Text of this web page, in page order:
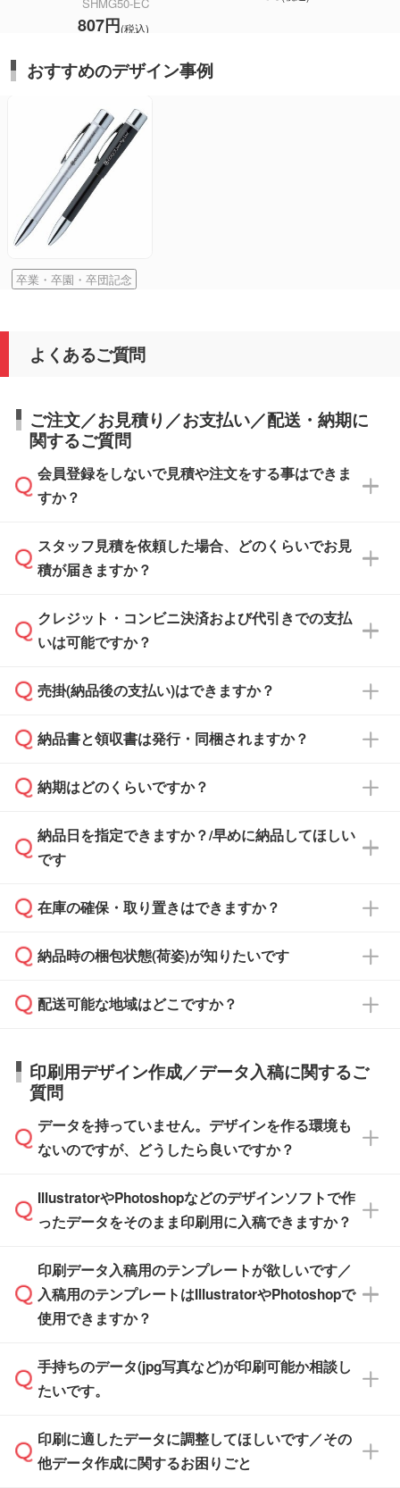
SHMG50-EC
807円(税込)
おすすめのデザイン事例
卒業・卒園・卒団記念
よくあるご質問
ご注文／お見積り／お支払い／配送・納期に
関するご質問
会員登録をしないで見積や注文をする事はできま
すか？
可能です。見積・注文フォームにて『ゲストの
まま進む』ボタンからお進みのうえ、ご依頼く
スタッフ見積を依頼した場合、どのくらいでお見
積が届きますか？
通常、翌営業日までにお送りしております。混
雑状況によっては、お時間をいただくこともご
依頼いただいた場合は、翌営業日以降のご連絡
クレジット・コンビニ決済および代引きでの支払
いは可能ですか？
銀行振込のみのご対応となります。
売掛(納品後の支払い)はできますか？
基本的には先入金をお願いしておりますが、自
どの場合は、月末締め翌月末払いに対応可能で
また、卒業・卒園記念品で対策委員会や個人様
校や幼稚園・保育園であれば、同様の条件でご
ご希望の際は担当スタッフまでお気軽にご相談
ください。
納品書と領収書は発行・同梱されますか？
納品書・領収書は ご依頼をいただいた場合の
ず、通常はPDFデータをメール添付でお送りし
ます。
たは注文フォームの『ご注文に関する備考欄』
納期はどのくらいですか？
・印刷する場合(500個程度)
ご入金、イメージ画像の校了から約2週間～2
ご入金確認後、1～2営業日で出荷いたしま
タッフまでお問い合わせください。
ル」に注文予定日をご入力いただくと、おおよ
その締切日や出荷目安をご確認いただけます。
品が決まりましたらお早めのご発注をお願いい
たします。
※土日祝日を除く営業日換算です。
※沖縄・離島は追加日数がかかります。
納品日を指定できますか？/早めに納品してほしい
です
ご希望の納期がある場合は、お問い合わせ・お
い。
応が可能かご案内いたします。
す。>>対象商品はこちら
※最短出荷日は商品によって異なります。各商
品ページにてご確認ください
在庫の確保・取り置きはできますか？
ご入金確認後に在庫を確保し、注文確定のご連
はできかねますので予めご了承ください。
納品時の梱包状態(荷姿)が知りたいです
商品によって異なります。各ページにある商品
す。(白箱、化粧箱、ブリスターパックなど)
【袋入り】 商品がひとつずつ袋に入っていま
す。(透明袋、デザイン袋など)
【個包装なし】 個包装がされていない状態で
※化粧箱から白箱への入れ替えや、オリジナル
箱の作成は原則承っておりません。
配送可能な地域はどこですか？
日本全国へお届けが可能です。なお、海外への
直接納品は行っておりませんので予めご了承く
ださい。
印刷用デザイン作成／データ入稿に関するご
質問
データを持っていません。デザインを作る環境も
ないのですが、どうしたら良いですか？
無料の「デザインシミュレーター」を使えば、
PCやスマホから簡単にデザインを作成できま
ザインソフトがなくても安心です。
また、「データ作成サービス
せいただければ、弊社にて無料でデザインデー
タを1点作成いたします。
IllustratorやPhotoshopなどのデザインソフトで作
ったデータをそのまま印刷用に入稿できますか？
IllustratorやPhotoshop、CLIP STUDIOなどのデ
ザインソフトでこだわりのデザインを作成した
い方は、完全データ入稿
積・ご注文フォームにアップロードしてご入稿
ください。
ご入稿後は経験豊富なスタッフがデータに不備
がないかチェックし、お客様と確認してから印
刷に進みますので、ご安心ください。
印刷データ入稿用のテンプレートが欲しいです／
入稿用のテンプレートはIllustratorやPhotoshopで
使用できますか？
一部商品は入稿用テンプレートのご用意があり
ます。各商品ページの『印刷方法・テンプレー
入稿用のテンプレートはPDF形式ですが、
IllustratorやPhotoshopで開いてご利用いただけ
手持ちのデータ(jpg写真など)が印刷可能か相談し
たいです。
印刷に適したデータ・解像度かどうか、担当ス
タッフが事前に確認いたします。
印刷に適したデータに調整してほしいです／その
他データ作成に関するお困りごと